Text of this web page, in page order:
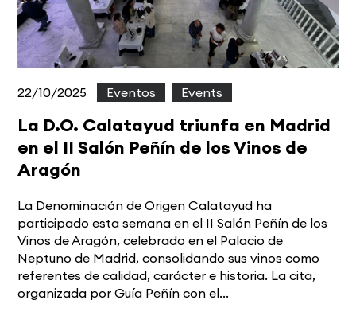
La D.O. Calatayud triunfa en Madrid
en el II Salón Peñín de los Vinos de
Aragón
22/10/2025 Eventos Events
La Denominación de Origen Calatayud ha
participado esta semana en el II Salón Peñín de los
Vinos de Aragón, celebrado en el Palacio de
Neptuno de Madrid, consolidando sus vinos como
referentes de calidad, carácter e historia. La cita,
organizada por Guía Peñín con el...